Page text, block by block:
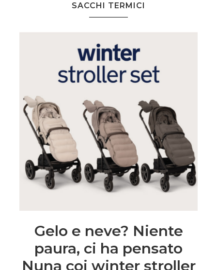
SACCHI TERMICI
Gelo e neve? Niente
paura, ci ha pensato
Nuna coi winter stroller